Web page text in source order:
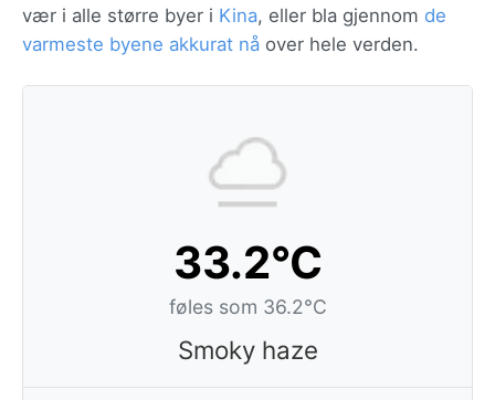
vær i alle større byer i Kina, eller bla gjennom de
varmeste byene akkurat nå over hele verden.
33.2°C
føles som 36.2°C
Smoky haze